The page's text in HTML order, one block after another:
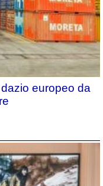
europeo da